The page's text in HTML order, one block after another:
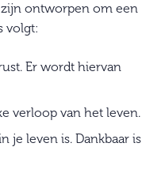
zijn ontworpen om een
volgt:
Er wordt hiervan
verloop van het leven.
je leven is. Dankbaar is